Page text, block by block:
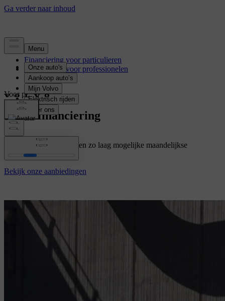
Financiering voor particulieren
Financiering voor professionelen
Voor particulieren
Ballonfinanciering
Rij met uw Volvo aan een zo laag mogelijke maandelijkse
afbetaling.
Bekijk onze aanbiedingen